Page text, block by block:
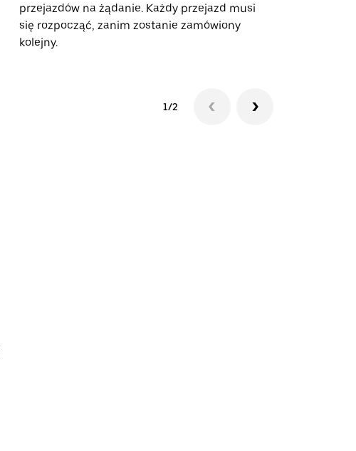
przejazdów na żądanie. Każdy przejazd musi
się rozpocząć, zanim zostanie zamówiony
kolejny.
1/2